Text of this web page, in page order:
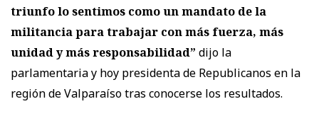
triunfo lo sentimos como un mandato de la
militancia para trabajar con más fuerza, más
unidad y más responsabilidad” dijo la
parlamentaria y hoy presidenta de Republicanos en la
región de Valparaíso tras conocerse los resultados.